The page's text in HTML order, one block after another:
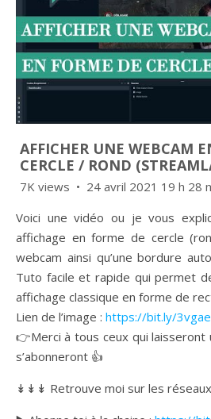
AFFICHER UNE WEBCAM
CERCLE / ROND
7K views
24 avril 2021 19 h 28
Voici une vidéo ou je vous explique comment avoir un
affichage en forme de cercle
webcam ainsi qu’une bordure
Tuto facile et rapide qui permet
affichage classique en forme de
Lien de l’image : https://bit.ly/
👉Merci à tous ceux qui laisseront
s’abonneront 👍
↡↡↡ Retrouve moi sur les